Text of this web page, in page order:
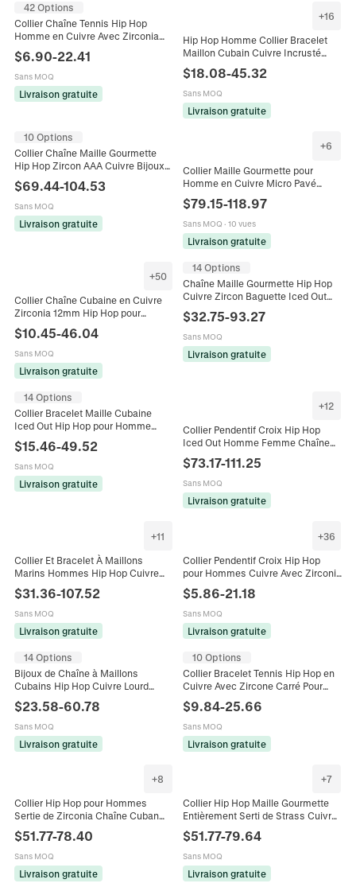
42 Options
Collier Chaîne Tennis Hip Hop
Homme en Cuivre Avec Zirconia
Incrusté Or Argent Ras du Cou
Bijoux de Luxe pour Homme
Cadeau
$6.90-22.41
Sans MOQ
Livraison gratuite
+16
Hip Hop Homme Collier Bracelet
Maillon Cubain Cuivre Incrusté
Zircone Iced Out Or Argent Or Rose
Plaqué Bijoux Cadeau
$18.08-45.32
Sans MOQ
Livraison gratuite
10 Options
Collier Chaîne Maille Gourmette
Hip Hop Zircon AAA Cuivre Bijoux
Bling Hommes Streetwear Fête
Luxe Or Argent Ras du Cou
$69.44-104.53
Sans MOQ
Livraison gratuite
+6
Collier Maille Gourmette pour
Homme en Cuivre Micro Pavé
Streetwear Plqué Or Argent Bijoux
pour Homme Style Punk Rock
$79.15-118.97
Sans MOQ · 10 vues
Livraison gratuite
+50
Collier Chaîne Cubaine en Cuivre
Zirconia 12mm Hip Hop pour
Hommes Femmes Bijoux Hip Hop
Pavé Iced Out Cadeau Chaîne
Cubaine
$10.45-46.04
Sans MOQ
Livraison gratuite
14 Options
Chaîne Maille Gourmette Hip Hop
Cuivre Zircon Baguette Iced Out
Streetwear
$32.75-93.27
Sans MOQ
Livraison gratuite
14 Options
Collier Bracelet Maille Cubaine
Iced Out Hip Hop pour Homme
Cuivre AAA Zircone Bijoux Lourds
Plaqué Or Argent Cadeau
$15.46-49.52
Sans MOQ
Livraison gratuite
+12
Collier Pendentif Croix Hip Hop
Iced Out Homme Femme Chaîne
Cubaine Cuivre Zirconia Punk
Streetwear Bijoux
$73.17-111.25
Sans MOQ
Livraison gratuite
+11
Collier Et Bracelet À Maillons
Marins Hommes Hip Hop Cuivre
Zircone Bijoux De Luxe Street Style
Or Argent Couleurs
$31.36-107.52
Sans MOQ
Livraison gratuite
+36
Collier Pendentif Croix Hip Hop
pour Hommes Cuivre Avec Zirconia
Cubique 5A Incrusté Or Argent
Plaqué Chaîne Torsadée
$5.86-21.18
Sans MOQ
Livraison gratuite
14 Options
Bijoux de Chaîne à Maillons
Cubains Hip Hop Cuivre Lourd
Incrusté de Zircone Collier Bracelet
Tons Or Argent pour Hommes Fête
Accessoires de Mode
$23.58-60.78
Sans MOQ
Livraison gratuite
10 Options
Collier Bracelet Tennis Hip Hop en
Cuivre Avec Zircone Carré Pour
Hommes Plaqué Or Argent
Accessoire Bijoux de Mode Luxe
$9.84-25.66
Sans MOQ
Livraison gratuite
+8
Collier Hip Hop pour Hommes
Sertie de Zirconia Chaîne Cuban
Link Losange Géométrique Cuivre
Bijoux de Mode Homme
$51.77-78.40
Sans MOQ
Livraison gratuite
+7
Collier Hip Hop Maille Gourmette
Entièrement Serti de Strass Cuivre
Zircon Chaîne pour Homme Bijoux
Streetwear
$51.77-79.64
Sans MOQ
Livraison gratuite